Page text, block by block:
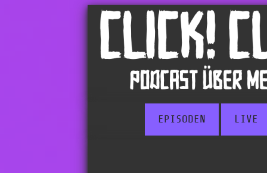
EPISODEN LIVE